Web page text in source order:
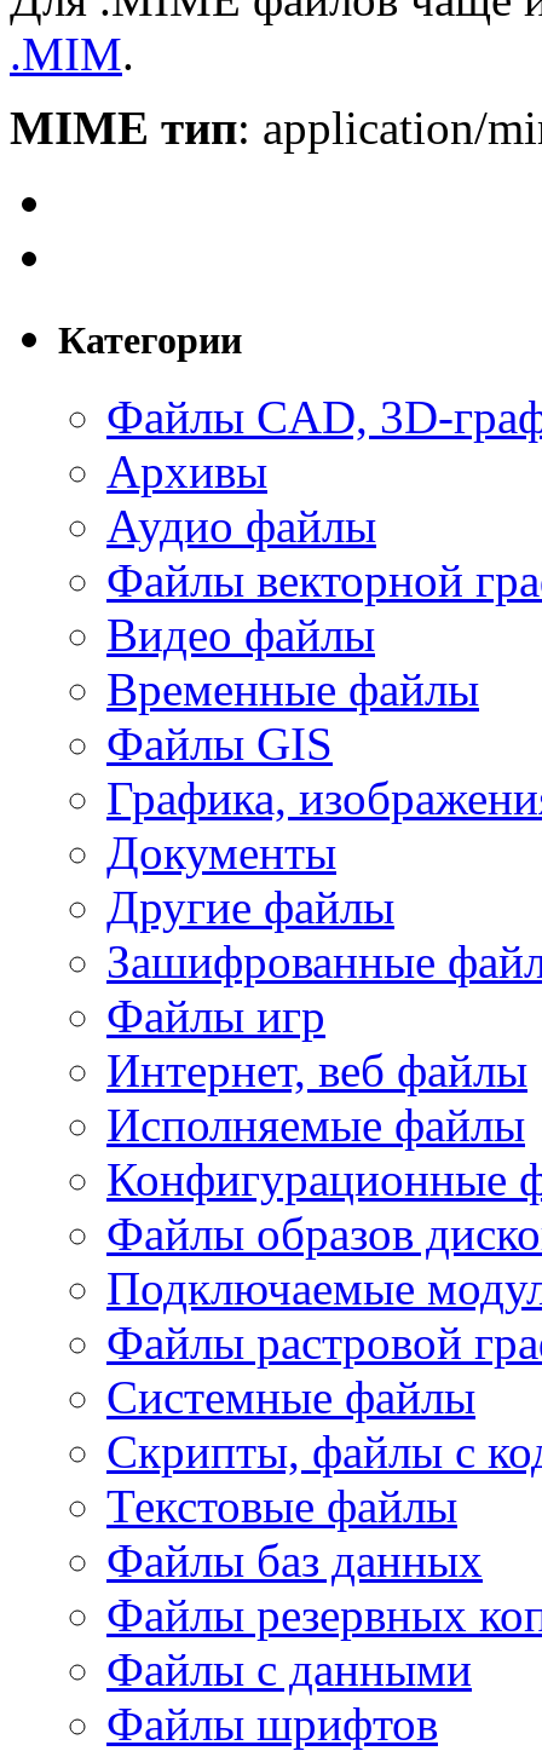
.MIM.
MIME тип: application/
Категории
Файлы CAD, 3D-
Архивы
Аудио файлы
Файлы векторной
Видео файлы
Временные файлы
Файлы GIS
Графика,
Документы
Другие файлы
Зашифрованные
Файлы игр
Интернет, веб файлы
Исполняемые файлы
Конфигурационные
Файлы образов
Подключаемые
Файлы растровой
Системные файлы
Скрипты, файлы с
Текстовые файлы
Файлы баз данных
Файлы резервных
Файлы с данными
Файлы шрифтов